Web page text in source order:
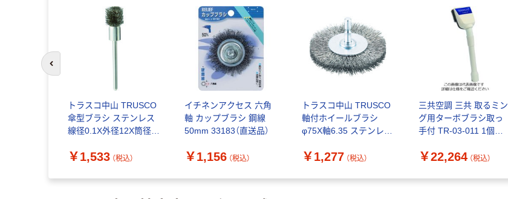
トラスコ中山 TRUSCO
傘型ブラシ ステンレス
線径0.1X外径12X筒径
415-2557（直送品）
￥1,533 （税込）
イチネンアクセス 六角
軸 カップブラシ 鋼線
50mm 33183（直送品）
￥1,156 （税込）
トラスコ中山 TRUSCO
軸付ホイールブラシ
φ75X軸6.35 ステンレス
352-1061
￥1,277 （税込）
三共空調 三共 取るミン
グ用ターボブラシ取っ
手付 TR-03-011 1個
￥22,264 （税込）